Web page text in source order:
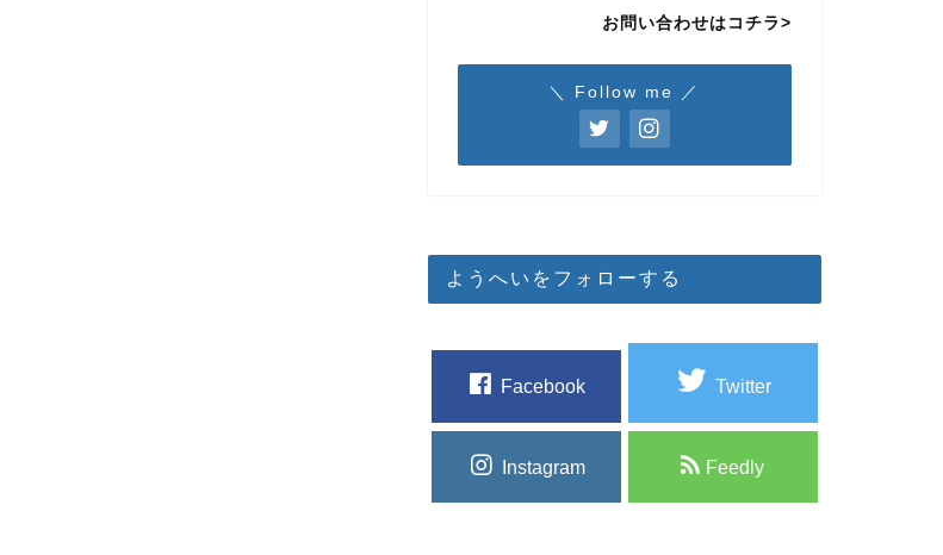
お問い合わせはコチラ>
＼ Follow me ／
ようへいをフォローする
Facebook Twitter
Instagram Feedly